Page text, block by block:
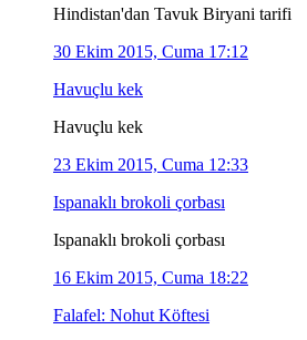
Hindistan'dan Tavuk Biryani tarifi
30 Ekim 2015, Cuma 17:12
Havuçlu kek
Havuçlu kek
23 Ekim 2015, Cuma 12:33
Ispanaklı brokoli çorbası
Ispanaklı brokoli çorbası
16 Ekim 2015, Cuma 18:22
Falafel: Nohut Köftesi